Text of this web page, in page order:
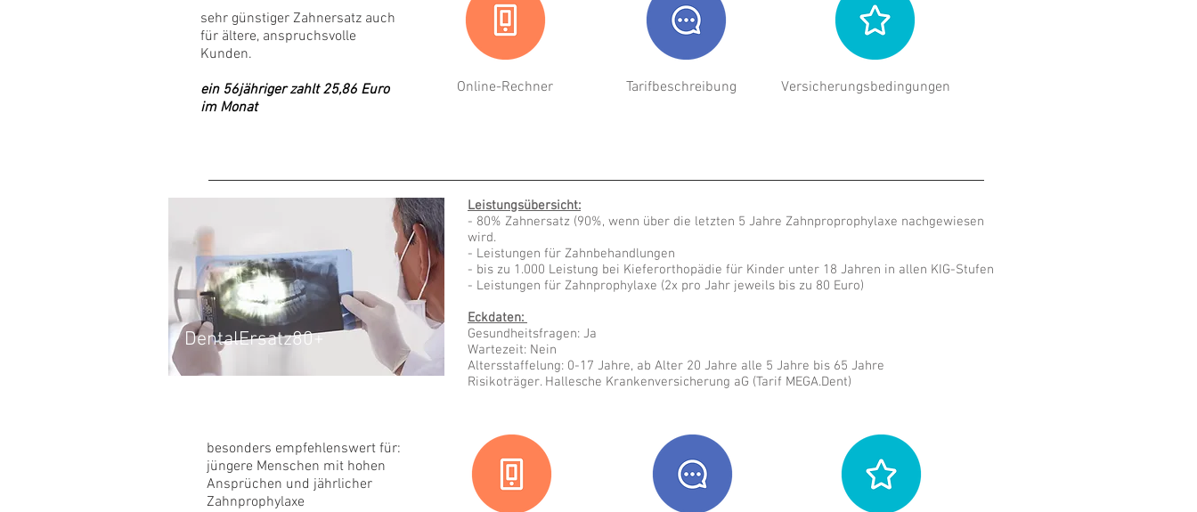
sehr günstiger Zahnersatz auch
für ältere, anspruchsvolle
Kunden.
ein 56jähriger zahlt 25,86 Euro
im Monat
Online-Rechner Tarifbeschreibung Versicherungsbedingungen
DentalErsatz80+
Leistungsübersicht:
- 80% Zahnersatz (90%, wenn über die letzten 5 Jahre Zahnproprophylaxe nachgewiesen
wird.
- Leistungen für Zahnbehandlungen
- bis zu 1.000 Leistung bei Kieferorthopädie für Kinder unter 18 Jahren in allen KIG-Stufen
- Leistungen für Zahnprophylaxe (2x pro Jahr jeweils bis zu 80 Euro)
Eckdaten:
Gesundheitsfragen: Ja
Wartezeit: Nein
Altersstaffelung: 0-17 Jahre, ab Alter 20 Jahre alle 5 Jahre bis 65 Jahre
Risikoträger. Hallesche Krankenversicherung aG (Tarif MEGA.Dent)
besonders empfehlenswert für:
jüngere Menschen mit hohen
Ansprüchen und jährlicher
Zahnprophylaxe